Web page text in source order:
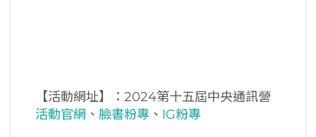
【活動網址】：2024第十五屆中央通訊營
活動官網 、 臉書粉專 、 IG粉專